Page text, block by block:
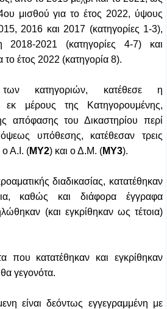
μισθού για το έτος 2022, ύψους
2016 και 2017 (κατηγορίες 1-3),
2021 (κατηγορίες 4-7) και
το έτος 2022 (κατηγορία 8).
κατηγοριών, κατέθεσε η
μέρους της Κατηγορουμένης,
απόφασης του Δικαστηρίου περί
υπόθεσης, κατέθεσαν τρεις
ο Α.Ι. (ΜΥ2) και ο Δ.Μ. (ΜΥ3).
διαδικασίας, κατατέθηκαν
καθώς και διάφορα έγγραφα
(και εγκρίθηκαν ως τέτοια)
που κατατέθηκαν και εγκρίθηκαν
γεγονότα.
είναι δεόντως εγγεγραμμένη με